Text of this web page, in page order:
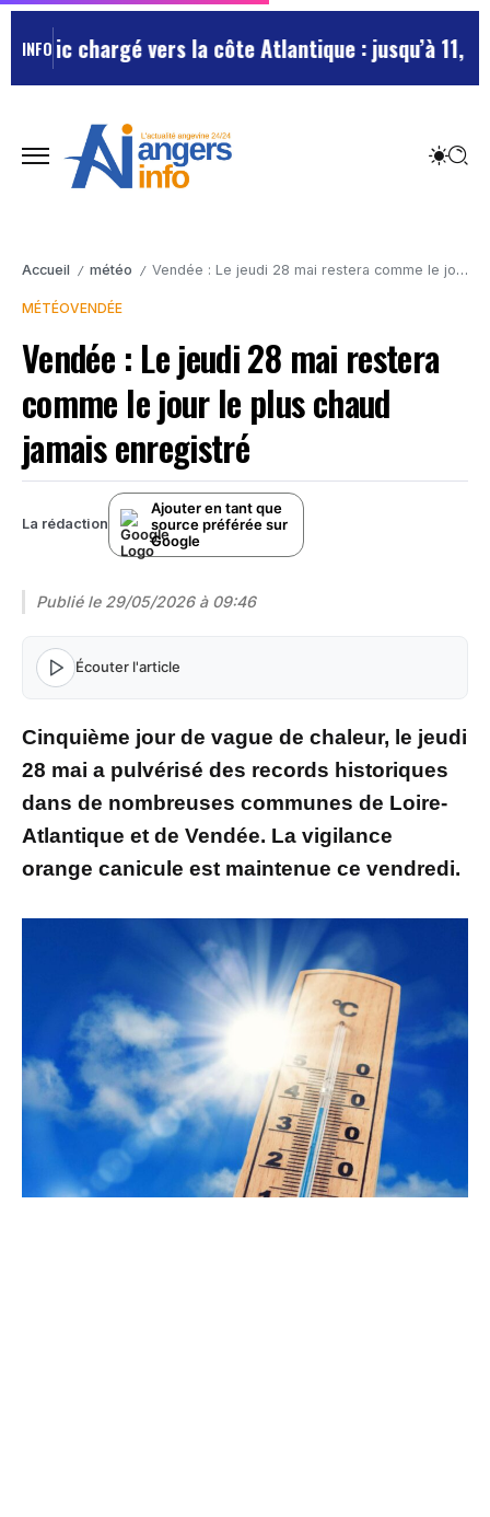
INFOchargé vers la côte Atlantique : jusqu’à 11,5 km
Accueil / météo / Vendée : Le jeudi 28 mai restera comme le jour le plus chaud jamais enregistré
MÉTÉOVENDÉE
Vendée : Le jeudi 28 mai restera
comme le jour le plus chaud
jamais enregistré
La rédaction
Ajouter en tant que
source préférée sur
Google
Publié le 29/05/2026 à 09:46
Écouter l'article
Cinquième jour de vague de chaleur, le jeudi
28 mai a pulvérisé des records historiques
dans de nombreuses communes de Loire-
Atlantique et de Vendée. La vigilance
orange canicule est maintenue ce vendredi.